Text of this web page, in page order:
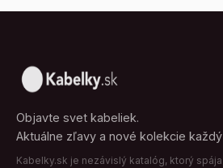
Objavte svet kabeliek.
Aktuálne zľavy a nové kolekcie
Kabelky.sk je nezávislý katalóg, ktorý